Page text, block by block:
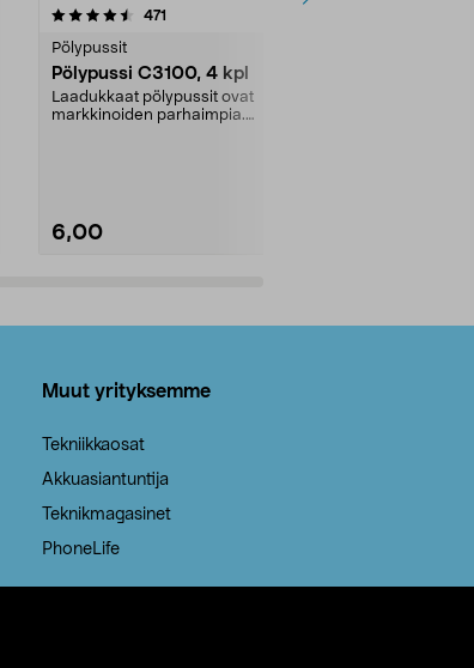
471
Pölypussit
Pölypussi C3100, 4 kpl
Laadukkaat pölypussit ovat
markkinoiden parhaimpia.
6,00
4.5viidestä
Muut yrityksemme
Tekniikkaosat
Akkuasiantuntija
Teknikmagasinet
PhoneLife